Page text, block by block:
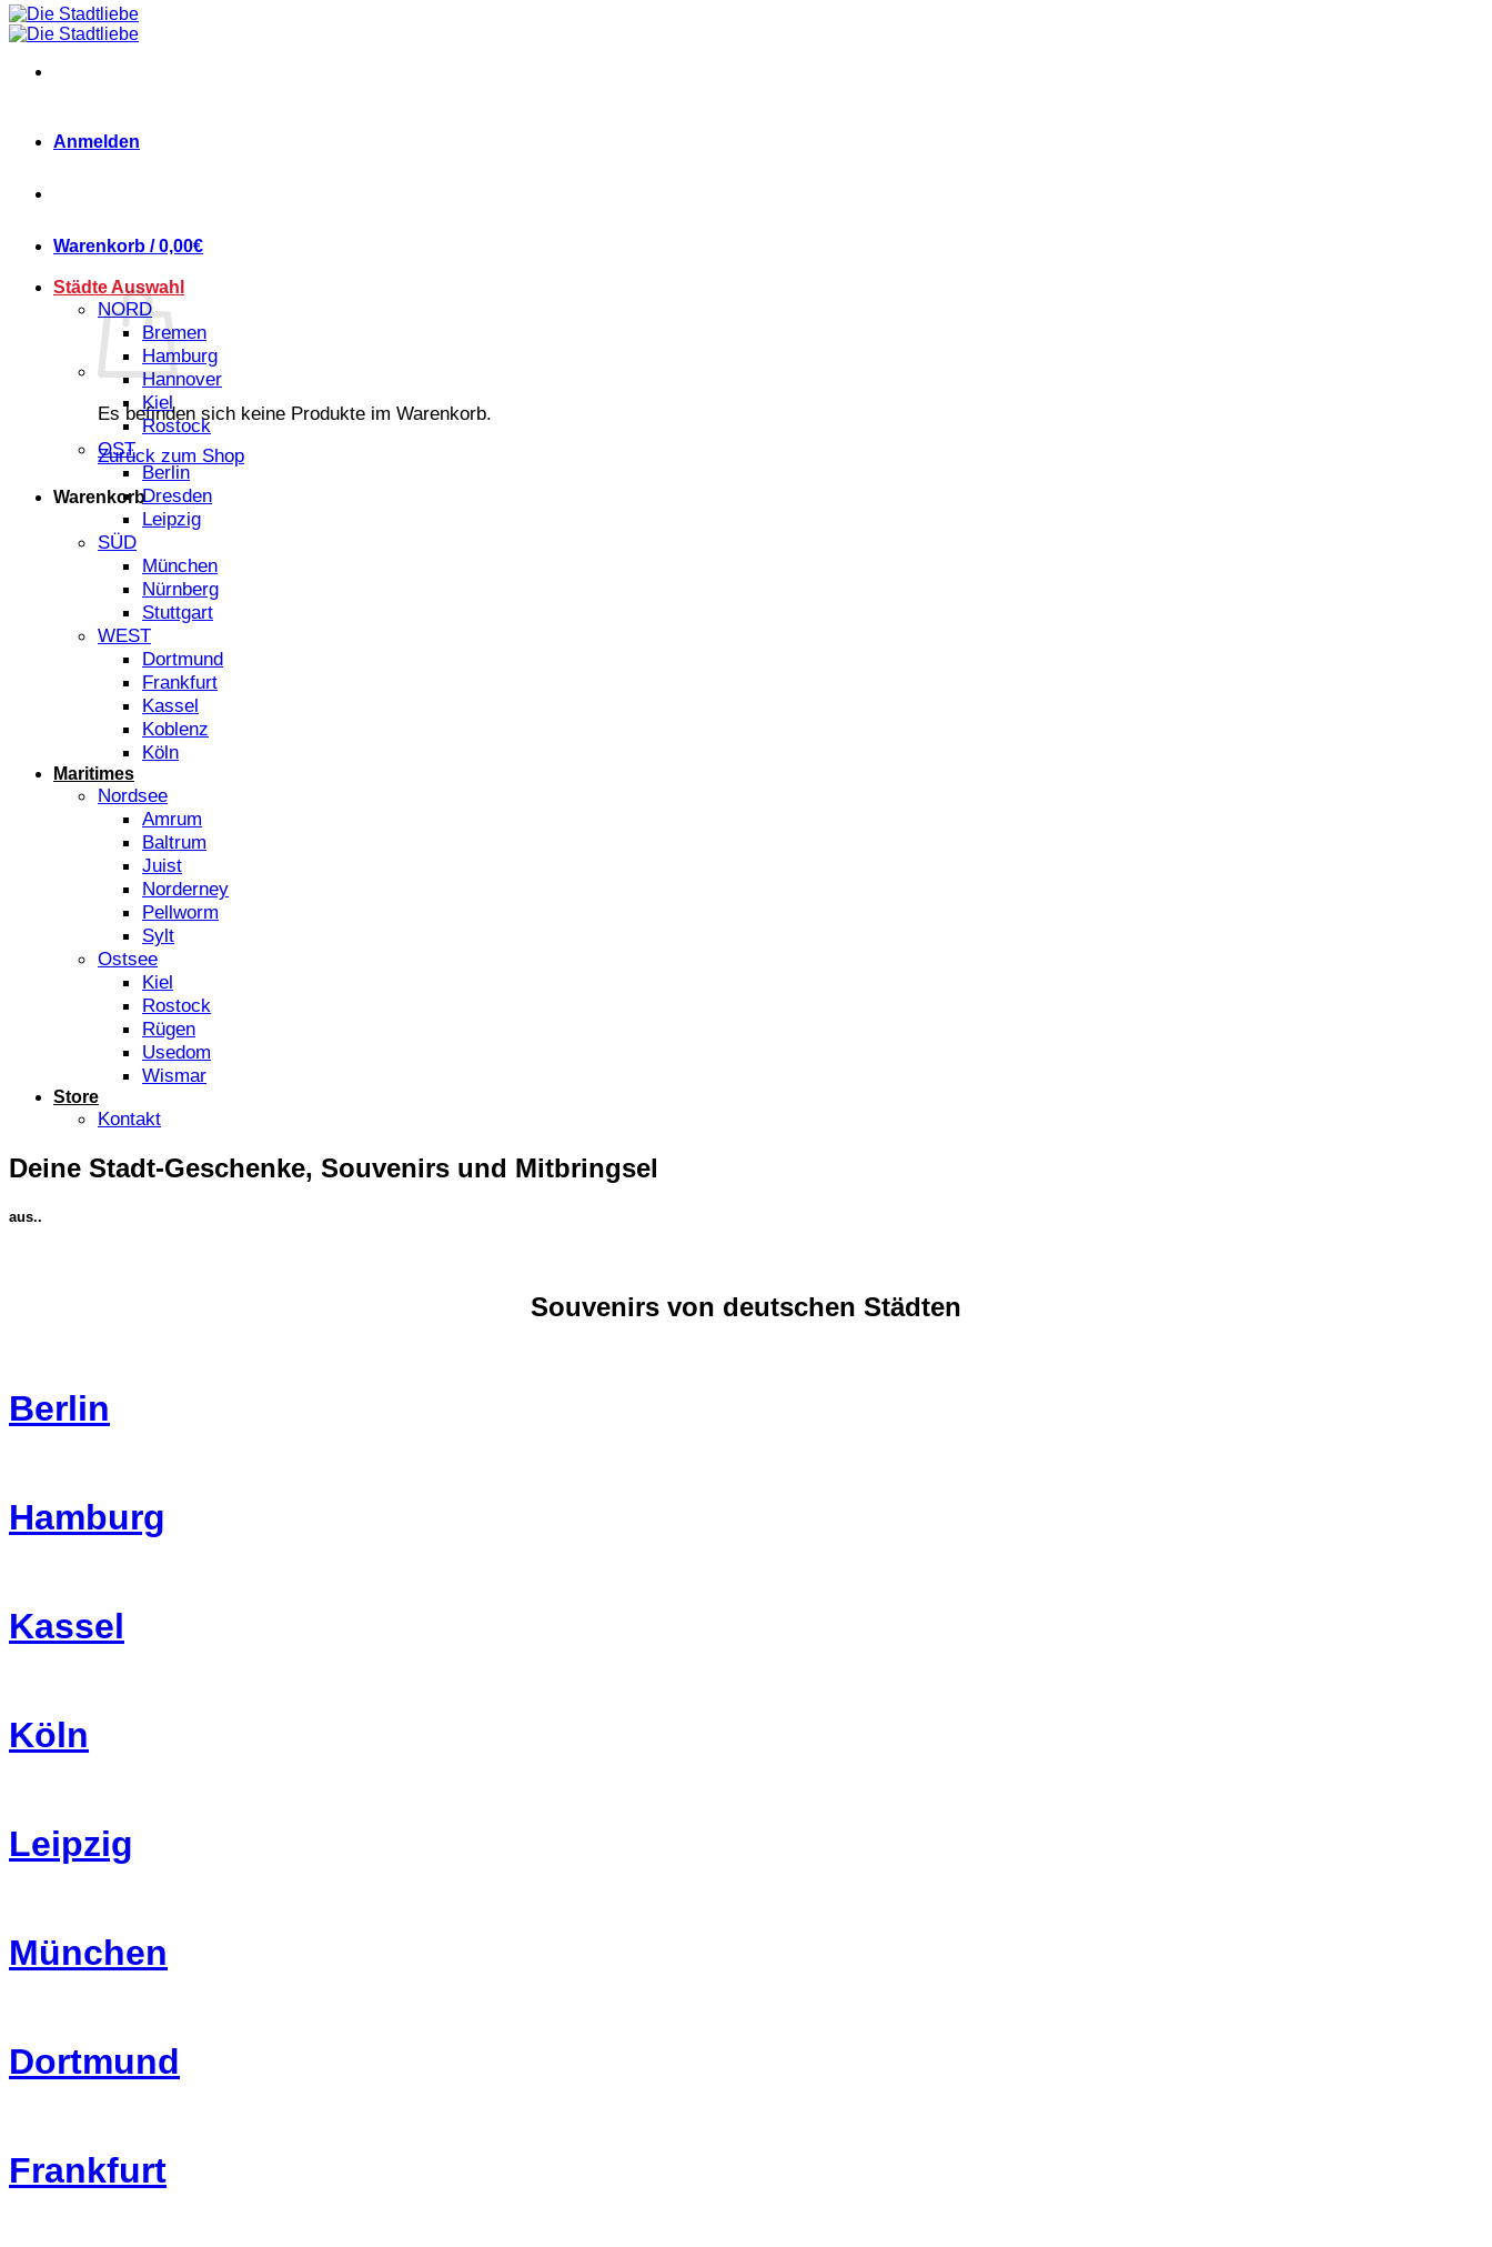
Anmelden
Warenkorb /0,00€
Es befinden sich keine Produkte im Warenkorb.
Zurück zum Shop
Warenkorb
Städte Auswahl
NORD
Bremen
Hamburg
Hannover
Kiel
Rostock
OST
Berlin
Dresden
Leipzig
SÜD
München
Nürnberg
Stuttgart
WEST
Dortmund
Frankfurt
Kassel
Koblenz
Köln
Maritimes
Nordsee
Amrum
Baltrum
Juist
Norderney
Pellworm
Sylt
Ostsee
Kiel
Rostock
Rügen
Usedom
Wismar
Store
Kontakt
Deine Stadt-Geschenke, Souvenirs und Mitbringsel
aus..
Souvenirs von deutschen Städten
Berlin
Hamburg
Kassel
Köln
Leipzig
München
Dortmund
Frankfurt